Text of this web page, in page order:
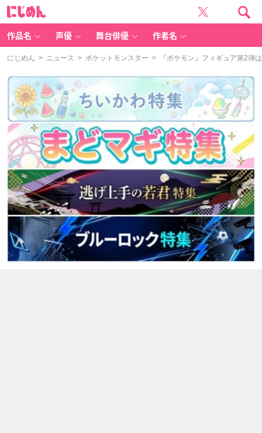
作品名 声優 舞台俳優 作者名
にじめん > ニュース > ポケットモンスター > 『ポケモン』フィギュア第2弾